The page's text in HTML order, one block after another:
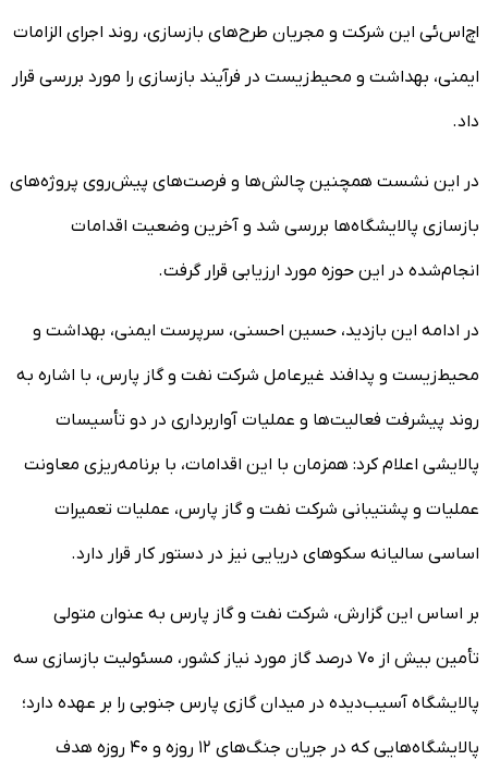
اچ‌اس‌ئی این شرکت و مجریان طرح‌های بازسازی، روند اجرای الزامات
ایمنی، بهداشت و محیط‌زیست در فرآیند بازسازی را مورد بررسی قرار
داد.
در این نشست همچنین چالش‌ها و فرصت‌های پیش‌روی پروژه‌های
بازسازی پالایشگاه‌ها بررسی شد و آخرین وضعیت اقدامات
انجام‌شده در این حوزه مورد ارزیابی قرار گرفت.
در ادامه این بازدید، حسین احسنی، سرپرست ایمنی، بهداشت و
محیط‌زیست و پدافند غیرعامل شرکت نفت و گاز پارس، با اشاره به
روند پیشرفت فعالیت‌ها و عملیات آواربرداری در دو تأسیسات
پالایشی اعلام کرد: همزمان با این اقدامات، با برنامه‌ریزی معاونت
عملیات و پشتیبانی شرکت نفت و گاز پارس، عملیات تعمیرات
اساسی سالیانه سکوهای دریایی نیز در دستور کار قرار دارد.
بر اساس این گزارش، شرکت نفت و گاز پارس به عنوان متولی
تأمین بیش از ۷۰ درصد گاز مورد نیاز کشور، مسئولیت بازسازی سه
پالایشگاه آسیب‌دیده در میدان گازی پارس جنوبی را بر عهده دارد؛
پالایشگاه‌هایی که در جریان جنگ‌های ۱۲ روزه و ۴۰ روزه هدف